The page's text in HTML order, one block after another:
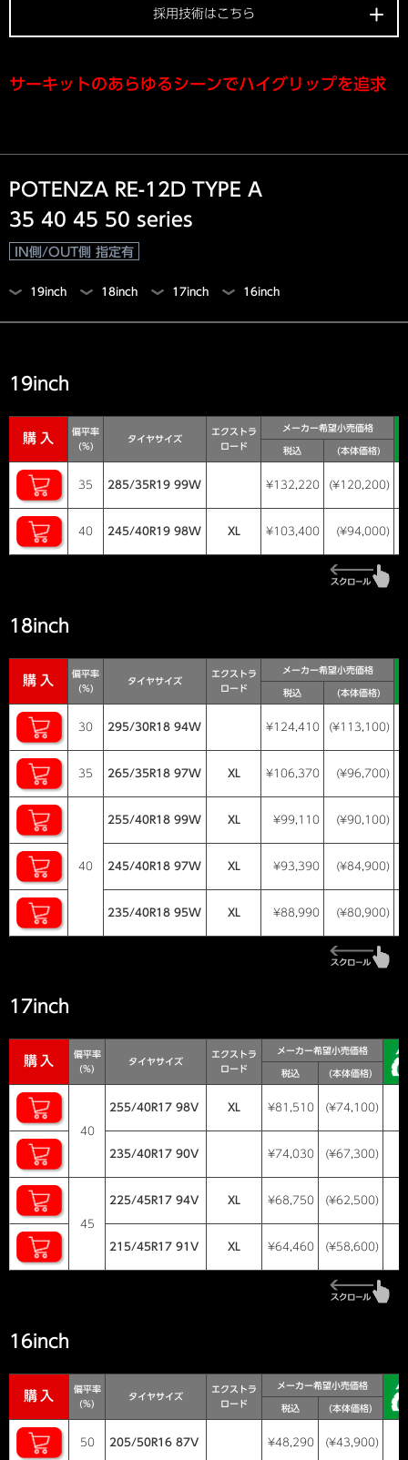
採用技術はこちら
サーキットのあらゆるシーンでハイグリップを追求
POTENZA RE-12D TYPE A
35 40 45 50 series
IN側/OUT側 指定有
19inch 18inch 17inch 16inch
19inch
購入
偏平率
(%)
タイヤサイズ
エクストラ
ロード
メーカー希望小売価格
税込 (本体価格)
35 285/35R19 99W ¥132,220 (¥120,200)
40 245/40R19 98W XL ¥103,400 (¥94,000)
18inch
購入
偏平率
(%)
タイヤサイズ
エクストラ
ロード
メーカー希望小売価格
税込 (本体価格)
30 295/30R18 94W ¥124,410 (¥113,100)
35 265/35R18 97W XL ¥106,370 (¥96,700)
40
255/40R18 99W XL ¥99,110 (¥90,100)
245/40R18 97W XL ¥93,390 (¥84,900)
235/40R18 95W XL ¥88,990 (¥80,900)
17inch
購入
偏平率
(%)
タイヤサイズ
エクストラ
ロード
メーカー希望小売価格
税込 (本体価格)
40
255/40R17 98V XL ¥81,510 (¥74,100)
235/40R17 90V ¥74,030 (¥67,300)
45
225/45R17 94V XL ¥68,750 (¥62,500)
215/45R17 91V XL ¥64,460 (¥58,600)
16inch
購入
偏平率
(%)
タイヤサイズ
エクストラ
ロード
メーカー希望小売価格
税込 (本体価格)
50 205/50R16 87V ¥48,290 (¥43,900)